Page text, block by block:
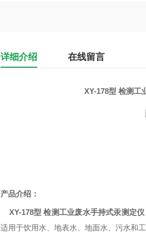
详细介绍 在线留言
XY-178型 检测工
产品介绍：
XY-178型 检测工业废水手持式汞测定仪
适用于饮用水、地表水、地面水、污水和工